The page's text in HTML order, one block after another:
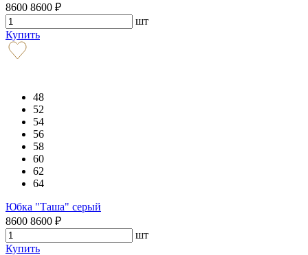
8600 8600 ₽
шт
Купить
48
52
54
56
58
60
62
64
Юбка "Таша" серый
8600 8600 ₽
шт
Купить